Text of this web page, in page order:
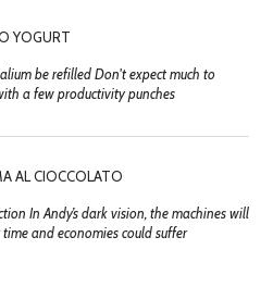
YOGURT
be refilled Don't expect much to
a few productivity punches
AL CIOCCOLATO
In Andy’s dark vision, the machines will
and economies could suffer